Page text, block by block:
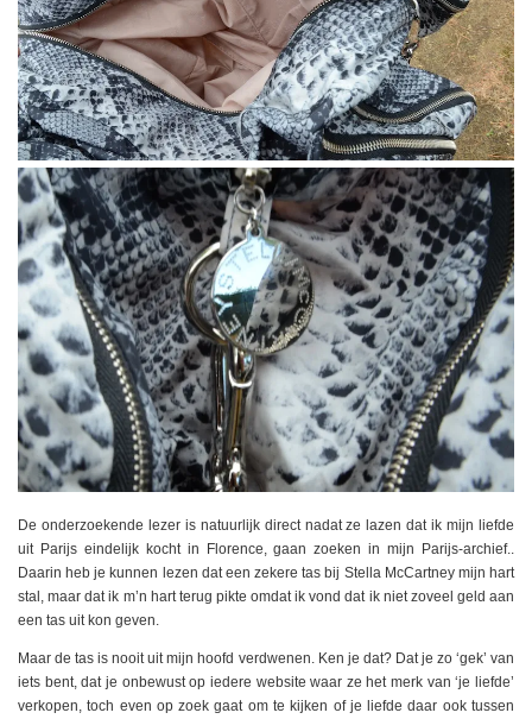
De onderzoekende lezer is natuurlijk direct nadat ze lazen dat ik mijn liefde
uit Parijs eindelijk kocht in Florence, gaan zoeken in mijn Parijs-archief..
Daarin heb je kunnen lezen dat een zekere tas bij Stella McCartney mijn hart
stal, maar dat ik m’n hart terug pikte omdat ik vond dat ik niet zoveel geld aan
een tas uit kon geven.
Maar de tas is nooit uit mijn hoofd verdwenen. Ken je dat? Dat je zo ‘gek’ van
iets bent, dat je onbewust op iedere website waar ze het merk van ‘je liefde’
verkopen, toch even op zoek gaat om te kijken of je liefde daar ook tussen